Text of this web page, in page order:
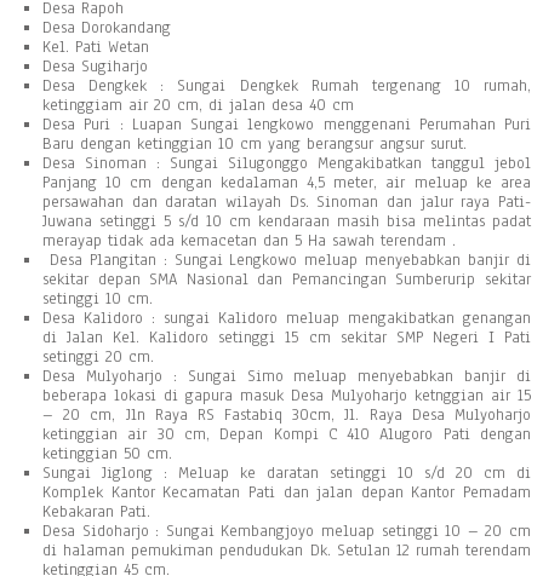
Desa Rapoh
Desa Dorokandang
Kel. Pati Wetan
Desa Sugiharjo
Desa Dengkek : Sungai Dengkek Rumah tergenang 10 rumah,
ketinggiam air 20 cm, di jalan desa 40 cm
Desa Puri : Luapan Sungai lengkowo menggenani Perumahan Puri
Baru dengan ketinggian 10 cm yang berangsur angsur surut.
Desa Sinoman : Sungai Silugonggo Mengakibatkan tanggul jebol
Panjang 10 cm dengan kedalaman 4,5 meter, air meluap ke area
persawahan dan daratan wilayah Ds. Sinoman dan jalur raya Pati-
Juwana setinggi 5 s/d 10 cm kendaraan masih bisa melintas padat
merayap tidak ada kemacetan dan 5 Ha sawah terendam .
Desa Plangitan : Sungai Lengkowo meluap menyebabkan banjir di
sekitar depan SMA Nasional dan Pemancingan Sumberurip sekitar
setinggi 10 cm.
Desa Kalidoro : sungai Kalidoro meluap mengakibatkan genangan
di Jalan Kel. Kalidoro setinggi 15 cm sekitar SMP Negeri I Pati
setinggi 20 cm.
Desa Mulyoharjo : Sungai Simo meluap menyebabkan banjir di
beberapa lokasi di gapura masuk Desa Mulyoharjo ketnggian air 15
– 20 cm, Jln Raya RS Fastabiq 30cm, Jl. Raya Desa Mulyoharjo
ketinggian air 30 cm, Depan Kompi C 410 Alugoro Pati dengan
ketinggian 50 cm.
Sungai Jiglong : Meluap ke daratan setinggi 10 s/d 20 cm di
Komplek Kantor Kecamatan Pati dan jalan depan Kantor Pemadam
Kebakaran Pati.
Desa Sidoharjo : Sungai Kembangjoyo meluap setinggi 10 – 20 cm
di halaman pemukiman pendudukan Dk. Setulan 12 rumah terendam
ketinggian 45 cm.